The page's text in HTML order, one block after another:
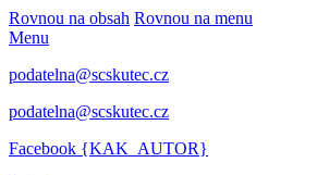
Rovnou na obsah Rovnou na menu
Menu
podatelna@scskutec.cz
podatelna@scskutec.cz
Facebook {KAK_AUTOR}